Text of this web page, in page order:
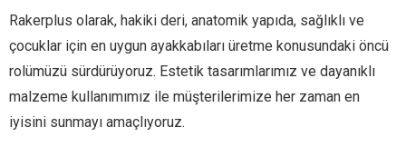
Rakerplus olarak, hakiki deri, anatomik yapıda, sağlıklı ve
çocuklar için en uygun ayakkabıları üretme konusundaki öncü
rolümüzü sürdürüyoruz. Estetik tasarımlarımız ve dayanıklı
malzeme kullanımımız ile müşterilerimize her zaman en
iyisini sunmayı amaçlıyoruz.